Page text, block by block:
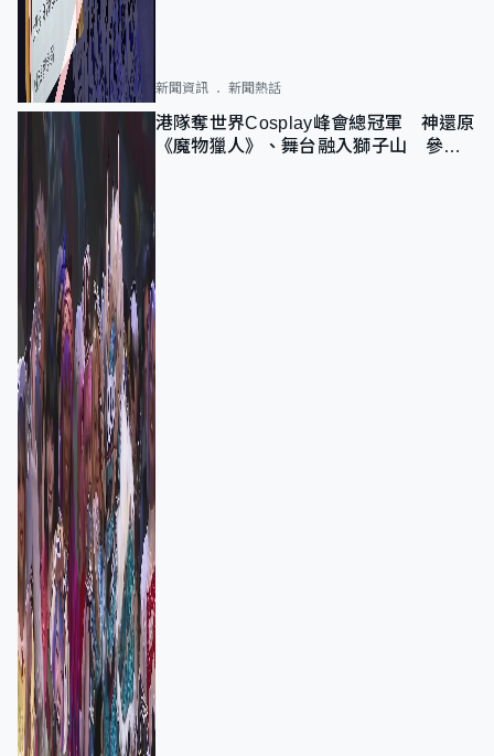
新聞資訊 新聞熱話
港隊奪世界Cosplay峰會總冠軍 神還原
《魔物獵人》、舞台融入獅子山 參賽